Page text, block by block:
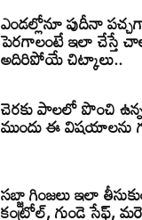
ఎండల్లోనూ పుదీనా
పెరగాలంటే ఇలా చేస్తే
అదిరిపోయే చిట్కాలు..
చెరకు పాలలో పొంచి
ముందు ఈ విషయాలను
సబ్జా గింజలు ఇలా
కంట్రోల్, గుండె సేఫ్,